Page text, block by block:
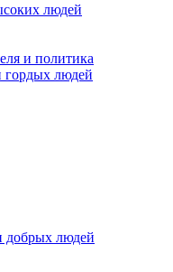
людей
и политика
гордых людей
добрых людей